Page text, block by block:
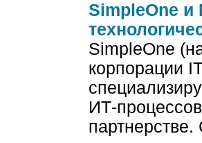
SimpleOne и
SimpleOne
корпорации
ИТ-